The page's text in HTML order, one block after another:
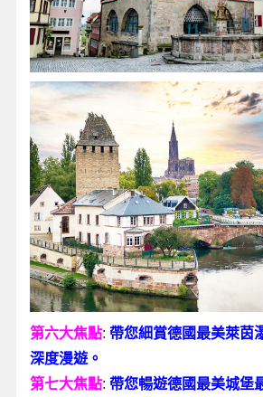
第六大焦點: 帶您細賞德國最美萊茵
深度漫遊。
第七大焦點: 帶您暢遊德國最美城堡